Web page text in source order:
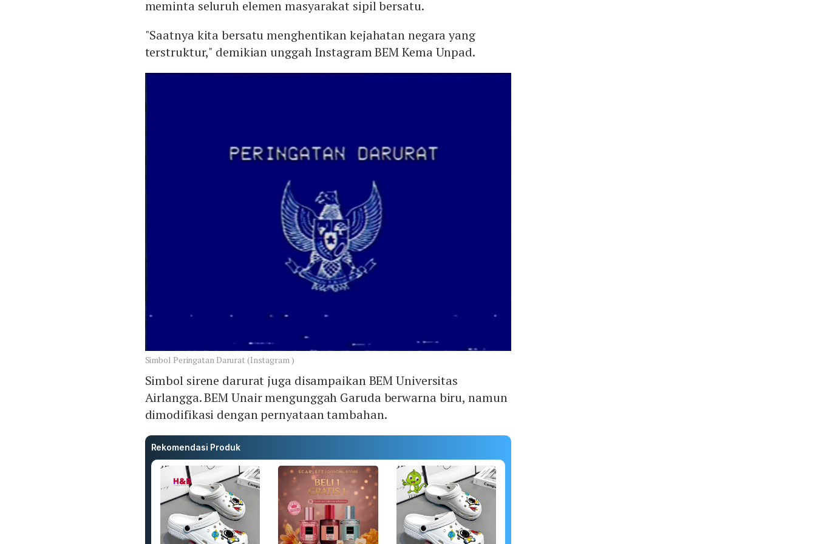
meminta seluruh elemen masyarakat sipil bersatu.
"Saatnya kita bersatu menghentikan kejahatan negara yang
terstruktur," demikian unggah Instagram BEM Kema Unpad.
Simbol Peringatan Darurat (Instagram )
Simbol sirene darurat juga disampaikan BEM Universitas
Airlangga. BEM Unair mengunggah Garuda berwarna biru, namun
dimodifikasi dengan pernyataan tambahan.
Rekomendasi Produk